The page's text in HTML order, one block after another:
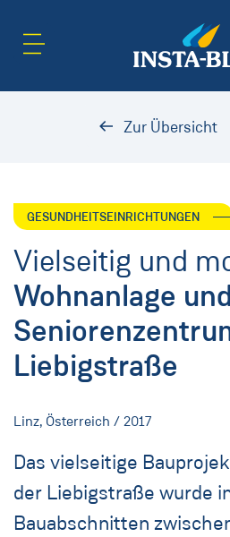
Zur Übersicht
GESUNDHEITSEINRICHTUNGEN
Vielseitig und
Wohnanlage
Liebigstraße
Linz, Österreich / 2017
Das vielseitige
der Liebigstraße wurde
Bauabschnitten